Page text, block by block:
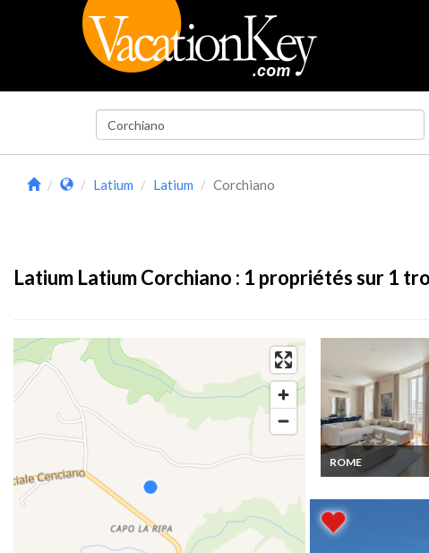
Latium Latium Corchiano
Latium Latium Corchiano : 1 propriétés sur 1
ROME
Location
Centre ville place
d'Espagne 2 min à
pieds